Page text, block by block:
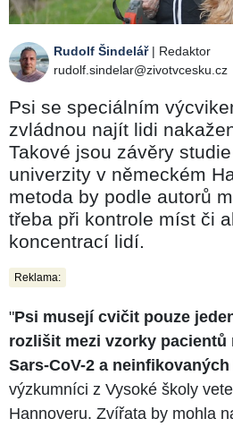
Rudolf Šindelář| Redaktor
rudolf.sindelar@zivotvcesku.cz
Psi se speciálním
zvládnou najít lidi
Takové jsou závěry
univerzity v německém
metoda by podle autorů
třeba při kontrole míst či
koncentrací lidí.
Reklama:
"Psi musejí cvičit pouze
rozlišit mezi vzorky pacientů
Sars-CoV-2 a
výzkumníci z Vysoké školy
Hannoveru. Zvířata by mohla